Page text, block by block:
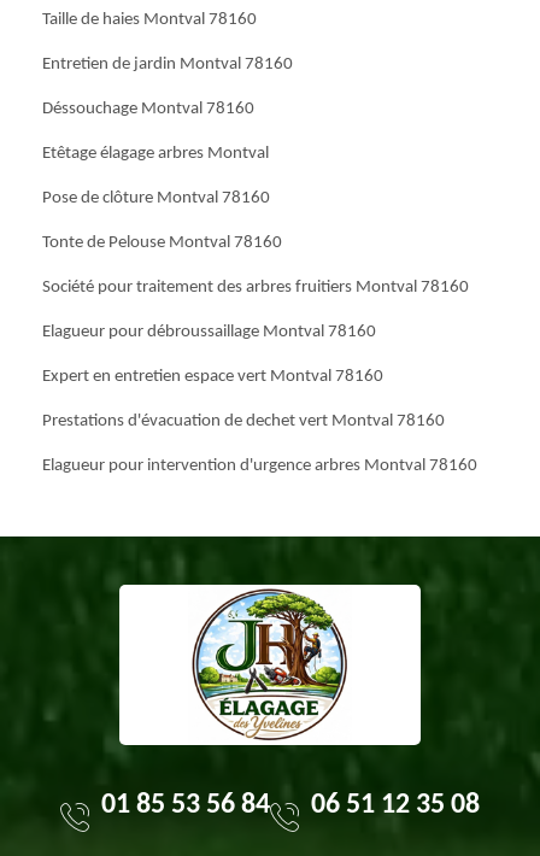
Taille de haies Montval 78160
Entretien de jardin Montval 78160
Déssouchage Montval 78160
Etêtage élagage arbres Montval
Pose de clôture Montval 78160
Tonte de Pelouse Montval 78160
Société pour traitement des arbres fruitiers Montval 78160
Elagueur pour débroussaillage Montval 78160
Expert en entretien espace vert Montval 78160
Prestations d'évacuation de dechet vert Montval 78160
Elagueur pour intervention d'urgence arbres Montval 78160
01 85 53 56 84 06 51 12 35 08